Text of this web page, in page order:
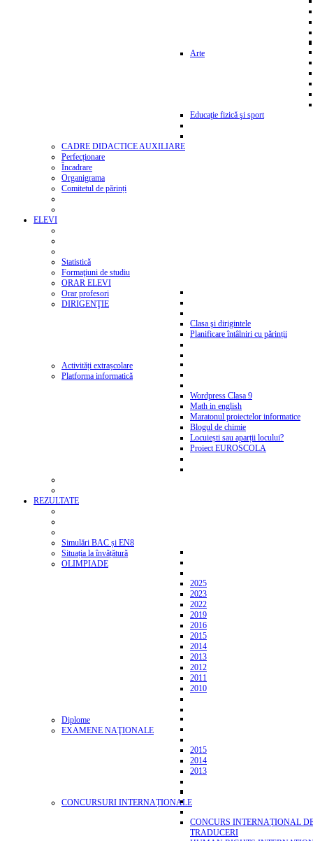
Arte
Educaţie fizică şi sport
CADRE DIDACTICE AUXILIARE
Perfecționare
Încadrare
Organigrama
Comitetul de părinți
ELEVI
Statistică
Formaţiuni de studiu
ORAR ELEVI
Orar profesori
DIRIGENŢIE
Clasa şi dirigintele
Planificare întâlniri cu părinții
Activități extrașcolare
Platforma informatică
Wordpress Clasa 9
Math in english
Maratonul proiectelor informatice
Blogul de chimie
Locuiești sau aparții locului?
Proiect EUROSCOLA
REZULTATE
Simulări BAC și EN8
Situația la învățătură
OLIMPIADE
2025
2023
2022
2019
2016
2015
2014
2013
2012
2011
2010
Diplome
EXAMENE NAŢIONALE
2015
2014
2013
CONCURSURI INTERNAȚIONALE
CONCURS INTERNAȚIONAL
TRADUCERI